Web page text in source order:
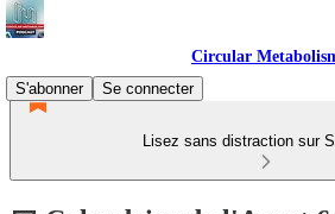
Circular
S'abonner
Se connecter
Lisez sans distraction sur